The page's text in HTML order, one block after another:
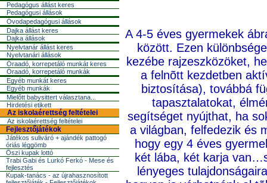
Pedagógus állást keres
Pedagógusi állások
Óvodapedagógusi állások
Dajka állást keres
Dajka állások
Nyelvtanár állást keres
Nyelvtanári állások
Óraadó, korrepetáló munkát keres
Óraadó, korrepetáló munkák
Egyéb munkát keres
Egyéb munkák
Mielõtt babysittert választana...
Hirdetési etikett
Az iskolaérettség feltételei
Az iskolaérettség feltételei
Fejlesztőjátékok
Játékos suliváró + ajándék pattogó
óriás léggömb
Őszi kupak lottó
Trabi Gabi és Lurkó Ferkó - Mese és
fejlesztés
Kupak-tanács - az újrahasznosított
A 4-5 éves gyermekek
között. Ezen
kezébe rajzeszközöket,
a felnõtt kezdetben
biztosítása), továbbá
tapasztalatokat,
segítséget nyújthat, ha
a világban, felfedezik és
hogy egy 4 éves
két lába, két karja
lényeges